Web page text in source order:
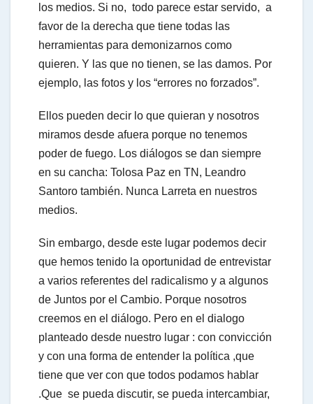
los medios. Si no, todo parece estar servido, a
favor de la derecha que tiene todas las
herramientas para demonizarnos como
quieren. Y las que no tienen, se las damos. Por
ejemplo, las fotos y los “errores no forzados”.
Ellos pueden decir lo que quieran y nosotros
miramos desde afuera porque no tenemos
poder de fuego. Los diálogos se dan siempre
en su cancha: Tolosa Paz en TN, Leandro
Santoro también. Nunca Larreta en nuestros
medios.
Sin embargo, desde este lugar podemos decir
que hemos tenido la oportunidad de entrevistar
a varios referentes del radicalismo y a algunos
de Juntos por el Cambio. Porque nosotros
creemos en el diálogo. Pero en el dialogo
planteado desde nuestro lugar : con convicción
y con una forma de entender la política ,que
tiene que ver con que todos podamos hablar
.Que se pueda discutir, se pueda intercambiar,